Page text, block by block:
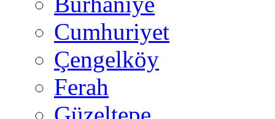
Cumhuriyet
Çengelköy
Ferah